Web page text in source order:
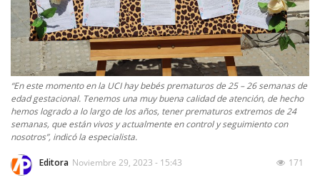
“En este momento en la UCI hay bebés prematuros de 25 – 26 semanas de
edad gestacional. Tenemos una muy buena calidad de atención, de hecho
hemos logrado a lo largo de los años, tener prematuros extremos de 24
semanas, que están vivos y actualmente en control y seguimiento con
nosotros”, indicó la especialista.
Editora Noviembre 29, 2023 - 15:43 171